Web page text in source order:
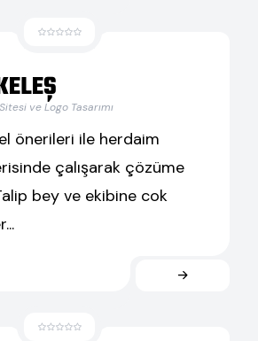
ve Logo Tasarımı
önerileri ile herdaim
çalışarak çözüme
bey ve ekibine cok